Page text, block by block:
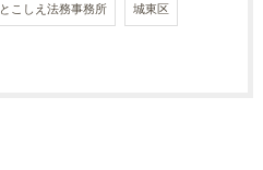
とこしえ法務事務所 城東区